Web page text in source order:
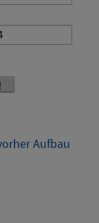
Aufbau